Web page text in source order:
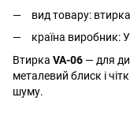
вид товару: втирка
країна виробник:
Втирка VA-06 — для
металевий блиск і
шуму.